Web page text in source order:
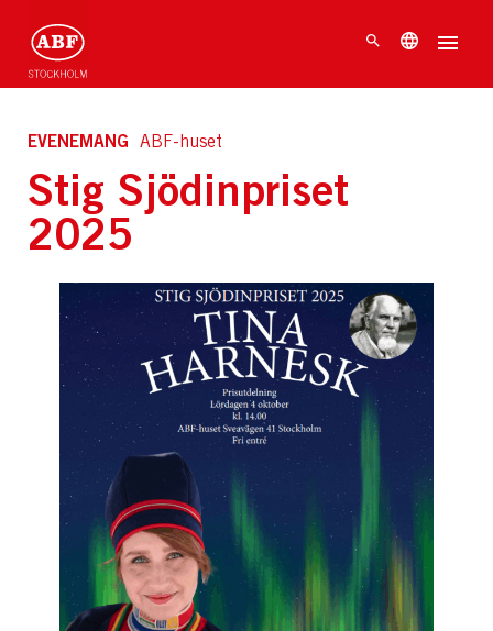
EVENEMANG ABF-huset
Stig Sjödinpriset
2025